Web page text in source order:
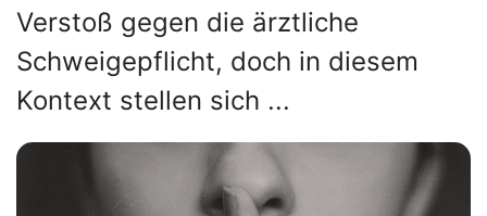
Verstoß gegen die ärztliche
Schweigepflicht, doch in diesem
Kontext stellen sich ...